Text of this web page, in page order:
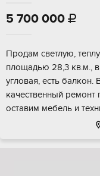
5 700 000 
Продам светлую,
площадью 28,3 кв.м.,
угловая, есть
качественный ремонт
оставим мебель и